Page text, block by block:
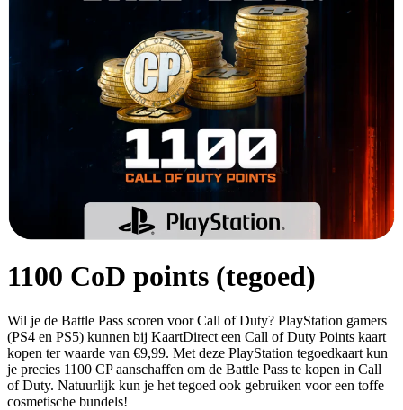
1100 CoD points (tegoed)
Wil je de Battle Pass scoren voor Call of Duty? PlayStation gamers
(PS4 en PS5) kunnen bij KaartDirect een Call of Duty Points kaart
kopen ter waarde van €9,99. Met deze PlayStation tegoedkaart kun
je precies 1100 CP aanschaffen om de Battle Pass te kopen in Call
of Duty. Natuurlijk kun je het tegoed ook gebruiken voor een toffe
cosmetische bundels!